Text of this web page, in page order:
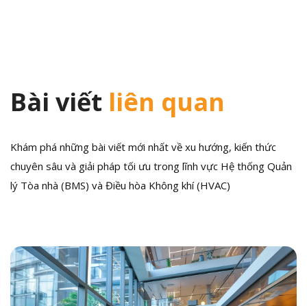
Bài viết liên quan
Khám phá những bài viết mới nhất về xu hướng, kiến thức
chuyên sâu và giải pháp tối ưu trong lĩnh vực Hệ thống Quản
lý Tòa nhà (BMS) và Điều hòa Không khí (HVAC)